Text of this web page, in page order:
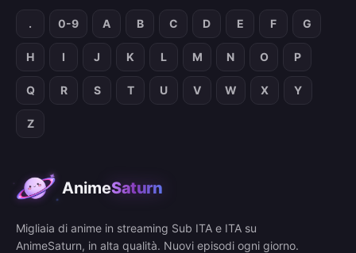
. 0-9 A B C D E F G
H I J K L M N O P
Q R S T U V W X Y
Z
AnimeSaturn
Migliaia di anime in streaming Sub ITA e ITA su
AnimeSaturn, in alta qualità. Nuovi episodi ogni giorno.